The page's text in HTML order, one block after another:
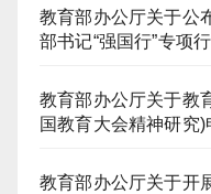
教育部办公厅关于公
部书记“强国行”专项
教育部办公厅关于教
国教育大会精神研究
教育部办公厅关于开